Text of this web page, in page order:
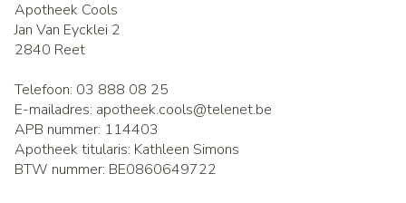
Apotheek Cools
Jan Van Eycklei 2
2840 Reet
Telefoon: 03 888 08 25
E-mailadres: apotheek.cools@telenet.be
APB nummer: 114403
Apotheek titularis: Kathleen Simons
BTW nummer: BE0860649722